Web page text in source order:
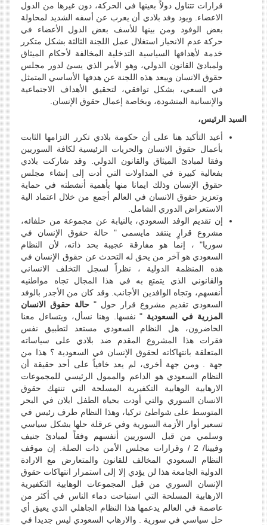
قرارات تتناول دولاً بعينها في الحركة، دون غيرها من الدول
الاعضاء. ويود وفد بلادي أن يعرب عن أسفه الشديد لمحاولة
بعض الوفود ومن بينها للأسف بعض الدول الأعضاء في
حركة عدم الانحياز استغلال عمل اللجنة الثالثة بشكل متكرر
خدمة لأهدافها السياسية التدخلية المخالفة لأحكام الميثاق
ولمبادئ القانون الدولي، وهو الأمر الذي يسئ لدور مجلس
حقوق الانسان ويبعد هذه اللجنة عن هدفها الأساسي المتمثل
في السعي، بشكل توافقي، لتحقيق الأهداف الاجتماعية
والإنسانية المنشودة، وبخاصة إعمال حقوق الإنسان.
السيد الرئيس،
أعيد التأكيد هنا على أن حكومة بلادي تكرر التزامها الثابت
بأعمال حقوق الانسان والحريات الرئيسية لكافة السوريين
وفقا لمبادئ الميثاق والقانون الدولي. وقد شاركت بلادي
بفعالية كبيرة في المداولات التي أدت إلى إنشاء مجلس
حقوق الإنسان وذلك ايمانا منها بأهمية أنشطته في حماية
وتعزيز حقوق الانسان في العالم أجمع من خلال اعتماد الية
الاستعراض الدوري الشامل.
إن تقديم الوفد السعودي، بالنيابة عن مجموعة من حلفائه،
مشروع قرارٍ ينتقد مايسمى " حالة حقوق الإنسان في
سوريا" ، إنما هو مفارقة عجيبة بحد ذاته، لأن النظام
السعودي هو آخر من يحق له التحدث عن حقوق الإنسان في
هذه المنظمة الدولية ، نظراً لسجل التخلف الانساني
والقانوني الذي يتمتع به في هذا المجال تجاه مواطنيه
أنفسهم، وتجاه الوافدين الأجانب. وقد كان من الأجدر بالوفد
السعودي تقديم مشروع قرار حول " حالة حقوق الانسان
المزرية في السعودية " نفسها. وهنا نسأل، ويتساءل معنا
الحاضرون، هل النظام السعودي مستعد لتطبيق نفس
فقرات هذا المشروع المقدم ضد بلادي على سياساته
المتعلقة بانتهاكاته لحقوق الإنسان في السعودية ؟ هذا من
جهة . ومن جهة أخرى، لم يعد خافياً على أحد حقيقة أن
النظام السعودي هو الداعم والممول الرئيسي للمجموعات
الارهابية الوهابية التكفيرية المسلحة التي تنتهك حقوق
الانسان السوري والتي أودت بحياة الطفل ايلان في البحر
المتوسط على شواطئ تركيا، وهذا النظام طرف رئيس في
تسعير أوار الأزمة السورية وفي عرقلة حلها بشكل سياسي
وسلمي من قبل السوريين أنفسهم وفقاً لمبادئ جنيف
وفيينا/ 2 / وقرارات مجلس الأمن ذات الصلة. إن موقف
النظام السعودي المخالف للقانون والمتعارض مع الارادة
الدولية الجامعة هذا لن يؤدي إلا إلى استمرار انتهاكات حقوق
الإنسان السوري من قبل المجموعات الوهابية التكفيرية
الارهابية المسلحة التي استباحت دماء الناس في أكثر من
عاصمة في العالم يدعمها هذا النظام الجاهلي الذي يعيق أي
حل سياسي في سورية . والارهاب السعودي ليس جديدا في